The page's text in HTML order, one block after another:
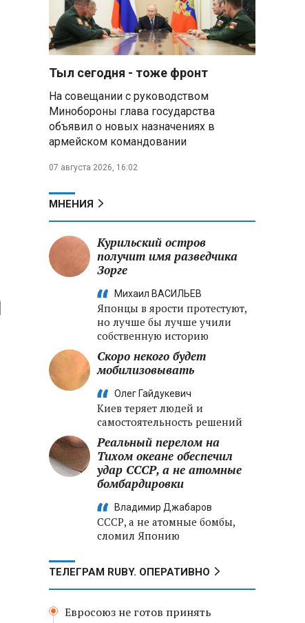
Главы правительств ЕАЭС
подписали три соглашения по
e‑торговле, биржевому рынку и
ученым званиям
Александр Лукашенко:
Хотите «собирать сливки» в
городах — отвечайте и за
отдалённые деревни
Минобороны РФ: установлен
Харьковской области
криптообменников в «Москва-
Сити», через которую
украинские call-центры
Тыл сегодня - тоже фронт
На совещании с руководством
Минобороны глава государства
объявил о новых назначениях в
армейском командовании
07 августа 2026, 16:02
МНЕНИЯ
Курильский остров
получит имя разведчика
Зорге
Михаил ВАСИЛЬЕВ
Японцы в ярости протестуют,
но лучше бы лучше учили
собственную историю
Скоро некого будет
мобилизовывать
Олег Гайдукевич
Киев теряет людей и
самостоятельность решений
Реальный перелом на
Тихом океане обеспечил
удар СССР, а не атомные
бомбардировки
Владимир Джабаров
СССР, а не атомные бомбы,
сломил Японию
ТЕЛЕГРАМ RUBY. ОПЕРАТИВНО
Евросоюз не готов принять